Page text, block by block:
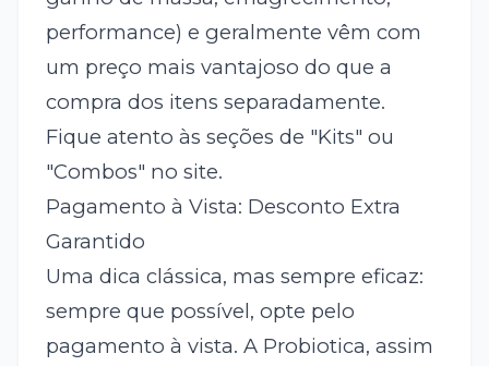
performance) e geralmente vêm com
um preço mais vantajoso do que a
compra dos itens separadamente.
Fique atento às seções de "Kits" ou
"Combos" no site.
Pagamento à Vista: Desconto Extra
Garantido
Uma dica clássica, mas sempre eficaz:
sempre que possível, opte pelo
pagamento à vista. A Probiotica, assim